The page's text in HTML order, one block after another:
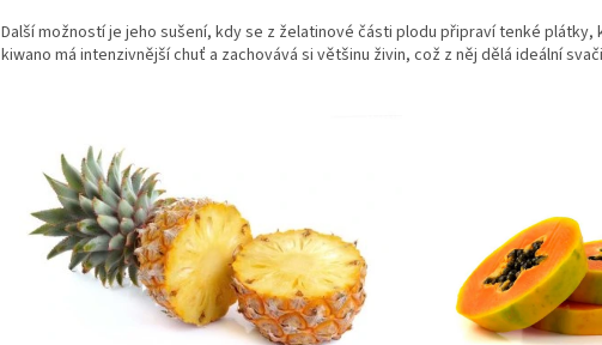
Další možností je jeho sušení, kdy se z želatinové části plodu připraví tenké plátky,
kiwano má intenzivnější chuť a zachovává si většinu živin, což z něj dělá ideální